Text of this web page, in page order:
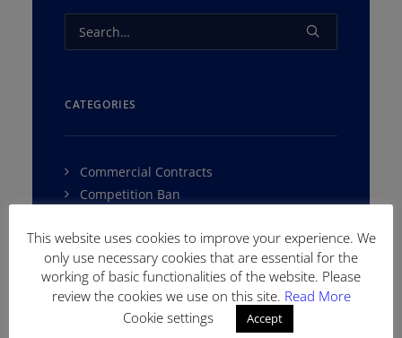
CATEGORIES
Commercial Contracts
Competition Ban
Consumer Protection
Cybersecurity
Data Protection
E-Commerce
Environment Law
This website uses cookies to improve your experience. We
only use necessary cookies that are essential for the
working of basic functionalities of the website. Please
review the cookies we use on this site. Read More
Cookie settings
Accept